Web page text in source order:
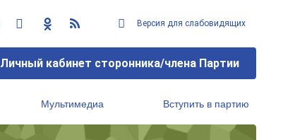
Версия для слабовидящих
Личный кабинет сторонника/члена Партии
Мультимедиа Вступить в партию